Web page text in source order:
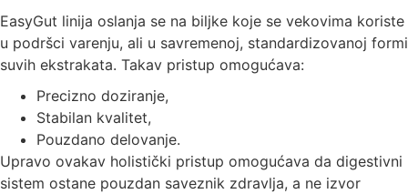
EasyGut linija oslanja se na biljke koje se vekovima koriste
u podršci varenju, ali u savremenoj, standardizovanoj formi
suvih ekstrakata. Takav pristup omogućava:
Precizno doziranje,
Stabilan kvalitet,
Pouzdano delovanje.
Upravo ovakav holistički pristup omogućava da digestivni
sistem ostane pouzdan saveznik zdravlja, a ne izvor